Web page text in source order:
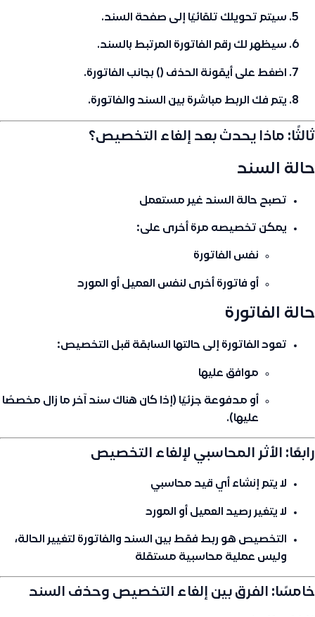
سيتم تحويلك تلقائيًا إلى صفحة السند.
سيظهر لك رقم الفاتورة المرتبط بالسند.
اضغط على أيقونة الحذف () بجانب الفاتورة.
يتم فك الربط مباشرة بين السند والفاتورة.
ثالثًا: ماذا يحدث بعد إلغاء التخصيص؟
حالة السند
تصبح حالة السند غير مستعمل
يمكن تخصيصه مرة أخرى على:
نفس الفاتورة
أو فاتورة أخرى لنفس العميل أو المورد
حالة الفاتورة
تعود الفاتورة إلى حالتها السابقة قبل التخصيص:
موافق عليها
أو مدفوعة جزئيًا (إذا كان هناك سند آخر ما زال مخصصًا
عليها).
رابعًا: الأثر المحاسبي لإلغاء التخصيص
لا يتم إنشاء أي قيد محاسبي
لا يتغير رصيد العميل أو المورد
التخصيص هو ربط فقط بين السند والفاتورة لتغيير الحالة،
وليس عملية محاسبية مستقلة
خامسًا: الفرق بين إلغاء التخصيص وحذف السند